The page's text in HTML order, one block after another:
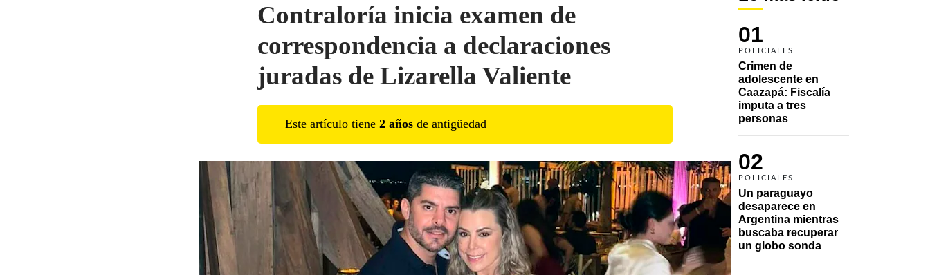
01
POLICIALES
Crimen de
adolescente en
Caazapá: Fiscalía
imputa a tres
personas
02
POLICIALES
Un paraguayo
desaparece en
Argentina mientras
buscaba recuperar
un globo sonda
Contraloría inicia examen de
correspondencia a declaraciones
juradas de Lizarella Valiente
Este artículo tiene 2 años de antigüedad